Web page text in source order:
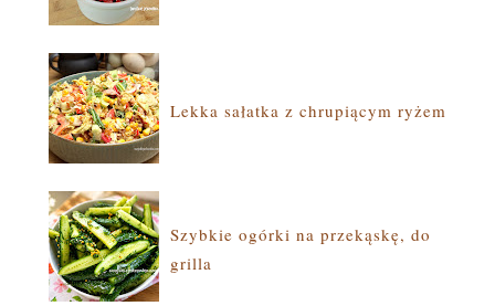
Lekka sałatka z chrupiącym ryżem
Szybkie ogórki na przekąskę, do
grilla